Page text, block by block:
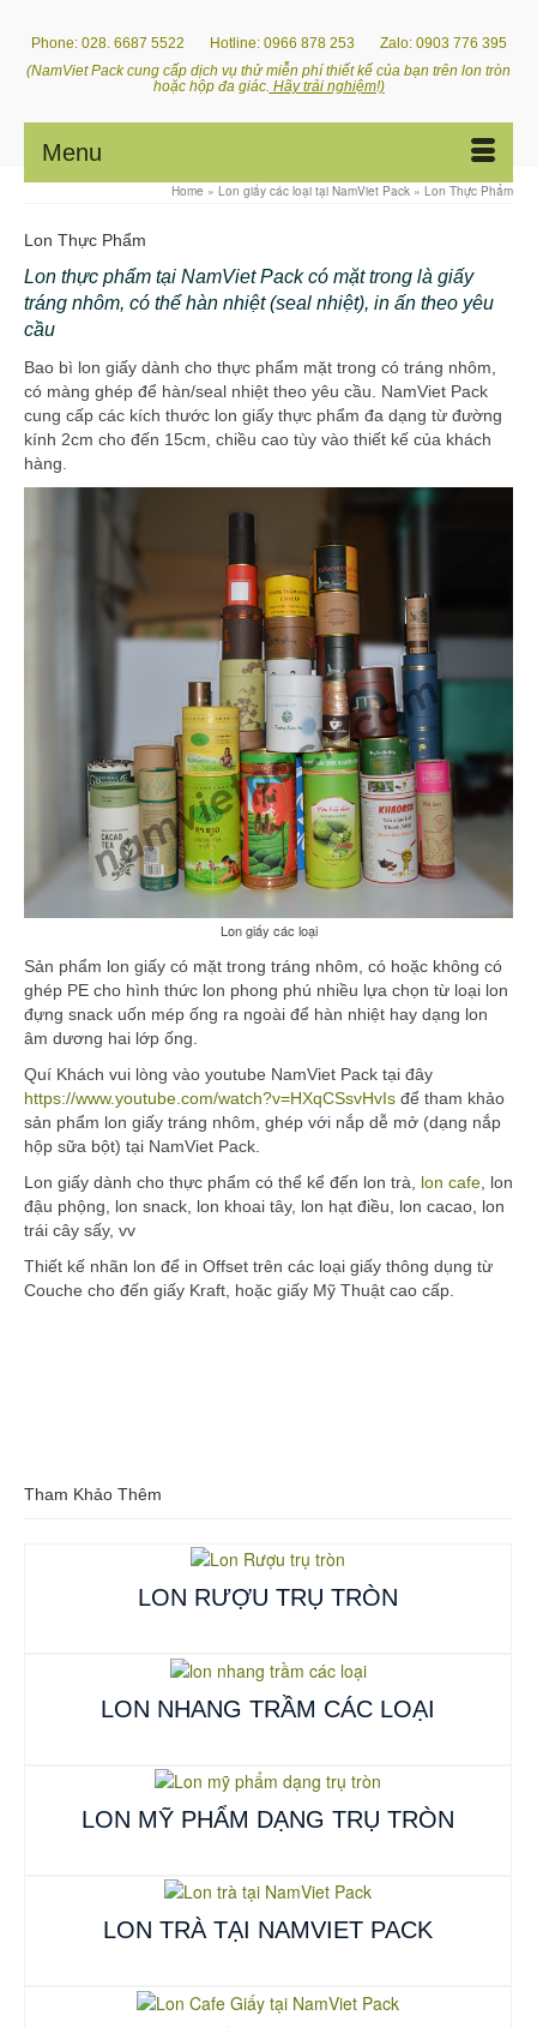
Phone: 028. 6687 5522 Hotline: 0966 878 253 Zalo: 0903 776 395
(NamViet Pack cung cấp dịch vụ thử miễn phí thiết kế của bạn trên lon tròn
hoặc hộp đa giác. Hãy trải nghiệm!)
Menu
Home » Lon giấy các loại tại NamViet Pack » Lon Thực Phẩm
Lon Thực Phẩm
Lon thực phẩm tại NamViet Pack có mặt trong là giấy
tráng nhôm, có thể hàn nhiệt (seal nhiệt), in ấn theo yêu
cầu
Bao bì lon giấy dành cho thực phẩm mặt trong có tráng nhôm,
có màng ghép để hàn/seal nhiệt theo yêu cầu. NamViet Pack
cung cấp các kích thước lon giấy thực phẩm đa dạng từ đường
kính 2cm cho đến 15cm, chiều cao tùy vào thiết kế của khách
hàng.
Lon giấy các loại
Sản phẩm lon giấy có mặt trong tráng nhôm, có hoặc không có
ghép PE cho hình thức lon phong phú nhiều lựa chọn từ loại lon
đựng snack uốn mép ống ra ngoài để hàn nhiệt hay dạng lon
âm dương hai lớp ống.
Quí Khách vui lòng vào youtube NamViet Pack tại đây
https://www.youtube.com/watch?v=HXqCSsvHvIs để tham khảo
sản phẩm lon giấy tráng nhôm, ghép với nắp dễ mở (dạng nắp
hộp sữa bột) tại NamViet Pack.
Lon giấy dành cho thực phẩm có thể kể đến lon trà, lon cafe , lon
đậu phộng, lon snack, lon khoai tây, lon hạt điều, lon cacao, lon
trái cây sấy, vv
Thiết kế nhãn lon để in Offset trên các loại giấy thông dụng từ
Couche cho đến giấy Kraft, hoặc giấy Mỹ Thuật cao cấp.
Tham Khảo Thêm
LON RƯỢU TRỤ TRÒN
LON NHANG TRẦM CÁC LOẠI
LON MỸ PHẨM DẠNG TRỤ TRÒN
LON TRÀ TẠI NAMVIET PACK